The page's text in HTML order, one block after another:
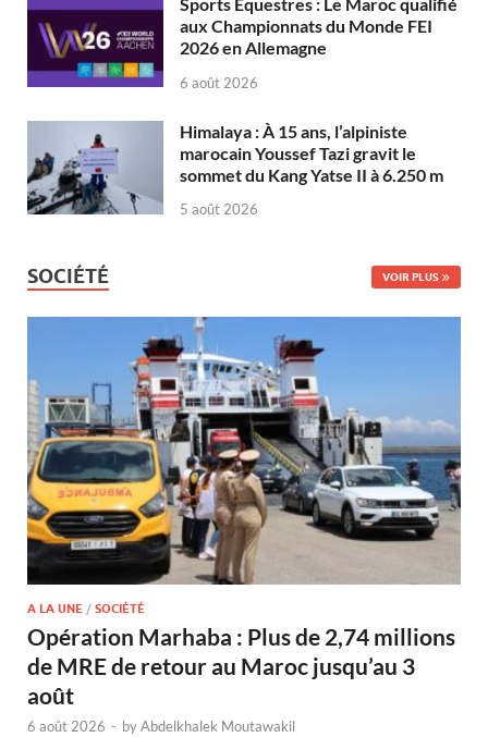
aux Championnats du Monde FEI
2026 en Allemagne
6 août 2026
Himalaya : À 15 ans, l’alpiniste
marocain Youssef Tazi gravit le
sommet du Kang Yatse II à 6.250 m
5 août 2026
SOCIÉTÉ VOIR PLUS
A LA UNE / SOCIÉTÉ
Opération Marhaba : Plus de 2,74 millions
de MRE de retour au Maroc jusqu’au 3
août
6 août 2026 - byAbdelkhalek Moutawakil